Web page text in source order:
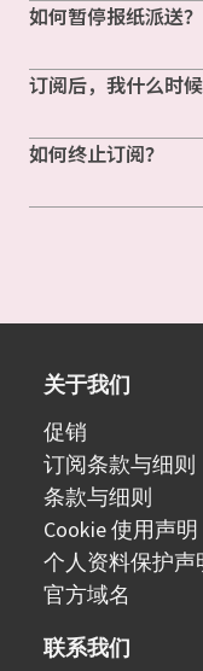
如何暂停报纸派送？
订阅后，我什么时
如何终止订阅？
关于我们
促销
订阅条款与细则
条款与细则
Cookie 使用声明
个人资料保护声
官方域名
联系我们